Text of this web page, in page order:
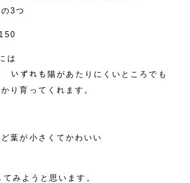
3つ
は
ずれも陽があたりにくいところでも
り育ってくれます。
葉が小さくてかわいい
みようと思います。